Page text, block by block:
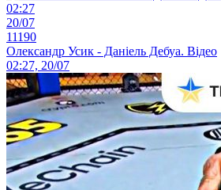
02:27
20/07
11190
Олександр Усик - Даніель Дебуа. Відео
02:27, 20/07